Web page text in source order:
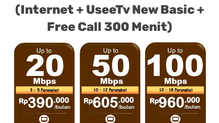
(Internet + UseeTv New Basic +
Free Call 300 Menit)